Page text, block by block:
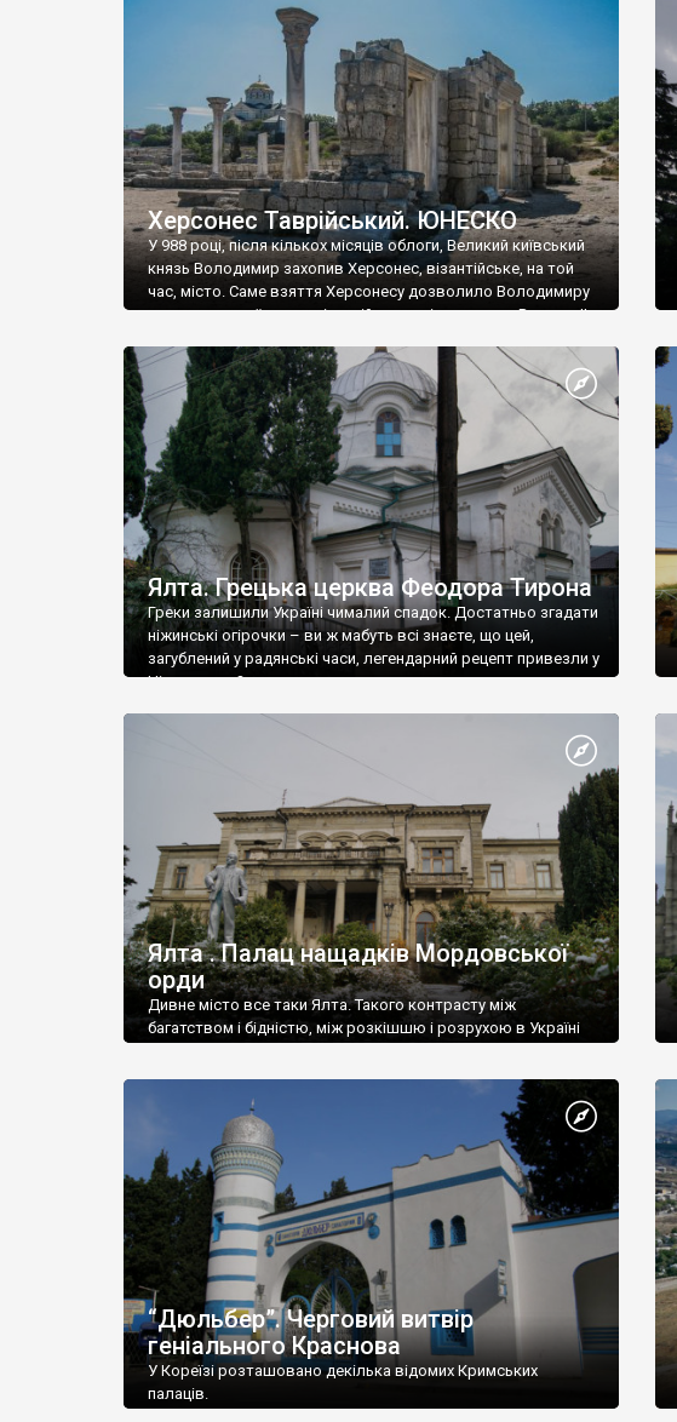
візантійської доби. Раритети викрадені з фондів об’єкту
культурної спадщини ЮНЕСКО «Херсонеса Таврійського».
Офіційно – на виставку «Золото Візантії», але експерти та
влада в Україні вважають це лише […]
Херсонес Таврійський. ЮНЕСКО
У 988 році, після кількох місяців облоги, Великий київський
князь Володимир захопив Херсонес, візантійське, на той
час, місто. Саме взяття Херсонесу дозволило Володимиру
диктувати свої умови візантійському імператору Василю ІІ,
Херсонесі Володимир-язичник, став Василем-
християнином. А потім було Хрещення Русі. На честь
Херсонесу Таврійського названо місто […]
Ялта. Грецька церква Феодора Тирона
Греки залишили Україні чималий спадок. Достатньо згадати
ніжинські огірочки – ви ж мабуть всі знаєте, що цей,
загублений у радянські часи, легендарний рецепт привезли у
Ніжин греки?
Ялта . Палац нащадків Мордовської
орди
Дивне місто все таки Ялта. Такого контрасту між
багатством і бідністю, між розкішшю і розрухою в Україні
“Дюльбер”. Черговий витвір
геніального Краснова
У Кореїзі розташовано декілька відомих Кримських
палаців.